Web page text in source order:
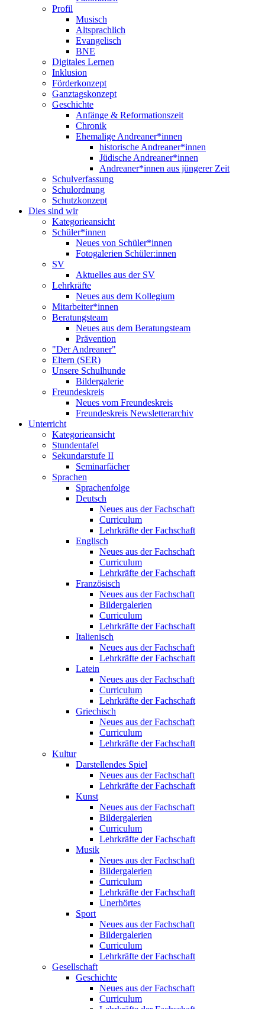
Profil
Musisch
Altsprachlich
Evangelisch
BNE
Digitales Lernen
Inklusion
Förderkonzept
Ganztagskonzept
Geschichte
Anfänge & Reformationszeit
Chronik
Ehemalige Andreaner*innen
historische Andreaner*innen
Jüdische Andreaner*innen
Andreaner*innen aus jüngerer Zeit
Schulverfassung
Schulordnung
Schutzkonzept
Dies sind wir
Kategorieansicht
Schüler*innen
Neues von Schüler*innen
Fotogalerien Schüler:innen
SV
Aktuelles aus der SV
Lehrkräfte
Neues aus dem Kollegium
Mitarbeiter*innen
Beratungsteam
Neues aus dem Beratungsteam
Prävention
"Der Andreaner"
Eltern (SER)
Unsere Schulhunde
Bildergalerie
Freundeskreis
Neues vom Freundeskreis
Freundeskreis Newsletterarchiv
Unterricht
Kategorieansicht
Stundentafel
Sekundarstufe II
Seminarfächer
Sprachen
Sprachenfolge
Deutsch
Neues aus der Fachschaft
Curriculum
Lehrkräfte der Fachschaft
Englisch
Neues aus der Fachschaft
Curriculum
Lehrkräfte der Fachschaft
Französisch
Neues aus der Fachschaft
Bildergalerien
Curriculum
Lehrkräfte der Fachschaft
Italienisch
Neues aus der Fachschaft
Lehrkräfte der Fachschaft
Latein
Neues aus der Fachschaft
Curriculum
Lehrkräfte der Fachschaft
Griechisch
Neues aus der Fachschaft
Curriculum
Lehrkräfte der Fachschaft
Kultur
Darstellendes Spiel
Neues aus der Fachschaft
Lehrkräfte der Fachschaft
Kunst
Neues aus der Fachschaft
Bildergalerien
Curriculum
Lehrkräfte der Fachschaft
Musik
Neues aus der Fachschaft
Bildergalerien
Curriculum
Lehrkräfte der Fachschaft
Unerhörtes
Sport
Neues aus der Fachschaft
Bildergalerien
Curriculum
Lehrkräfte der Fachschaft
Gesellschaft
Geschichte
Neues aus der Fachschaft
Curriculum